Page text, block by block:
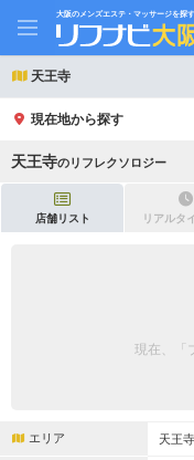
大阪のメンズエステ・マッサージを探
天王寺
現在地から探す
天王寺のリフレクソロジー
店舗リスト リアルタ
現在、「
エリア 天王寺